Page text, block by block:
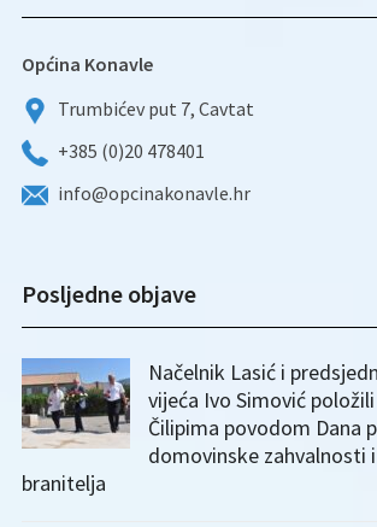
Općina Konavle
Trumbićev put 7, Cavtat
+385 (0)20 478401
info@opcinakonavle.hr
Posljedne objave
Načelnik Lasić i
vijeća Ivo Simović
Čilipima povodom Dana
domovinske zahvalnosti
branitelja